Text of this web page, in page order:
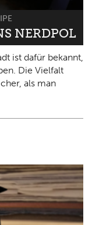
NERDPOL
ist dafür bekannt,
Die Vielfalt
als man